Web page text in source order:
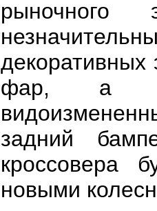
рыночного
декоративных
фар, а
задний
кроссовера
новыми